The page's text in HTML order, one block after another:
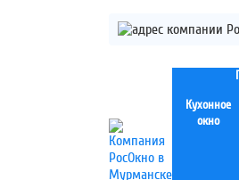
Кухонное
окно